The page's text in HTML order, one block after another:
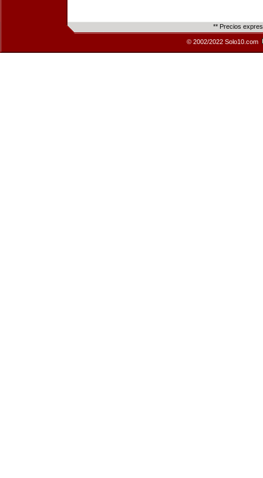
** Precios
© 2002/2022 Solo10.com